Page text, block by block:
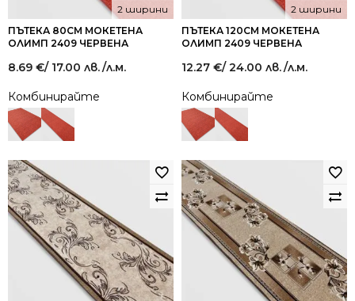
ПЪТЕКА 80СМ МОКЕТЕНА
ОЛИМП 2409 ЧЕРВЕНА
2 ширини
8.69 €/ 17.00 лв./л.м.
Комбинирайте
ПЪТЕКА 120СМ МОКЕТЕНА
ОЛИМП 2409 ЧЕРВЕНА
2 ширини
12.27 €/ 24.00 лв./л.м.
Комбинирайте